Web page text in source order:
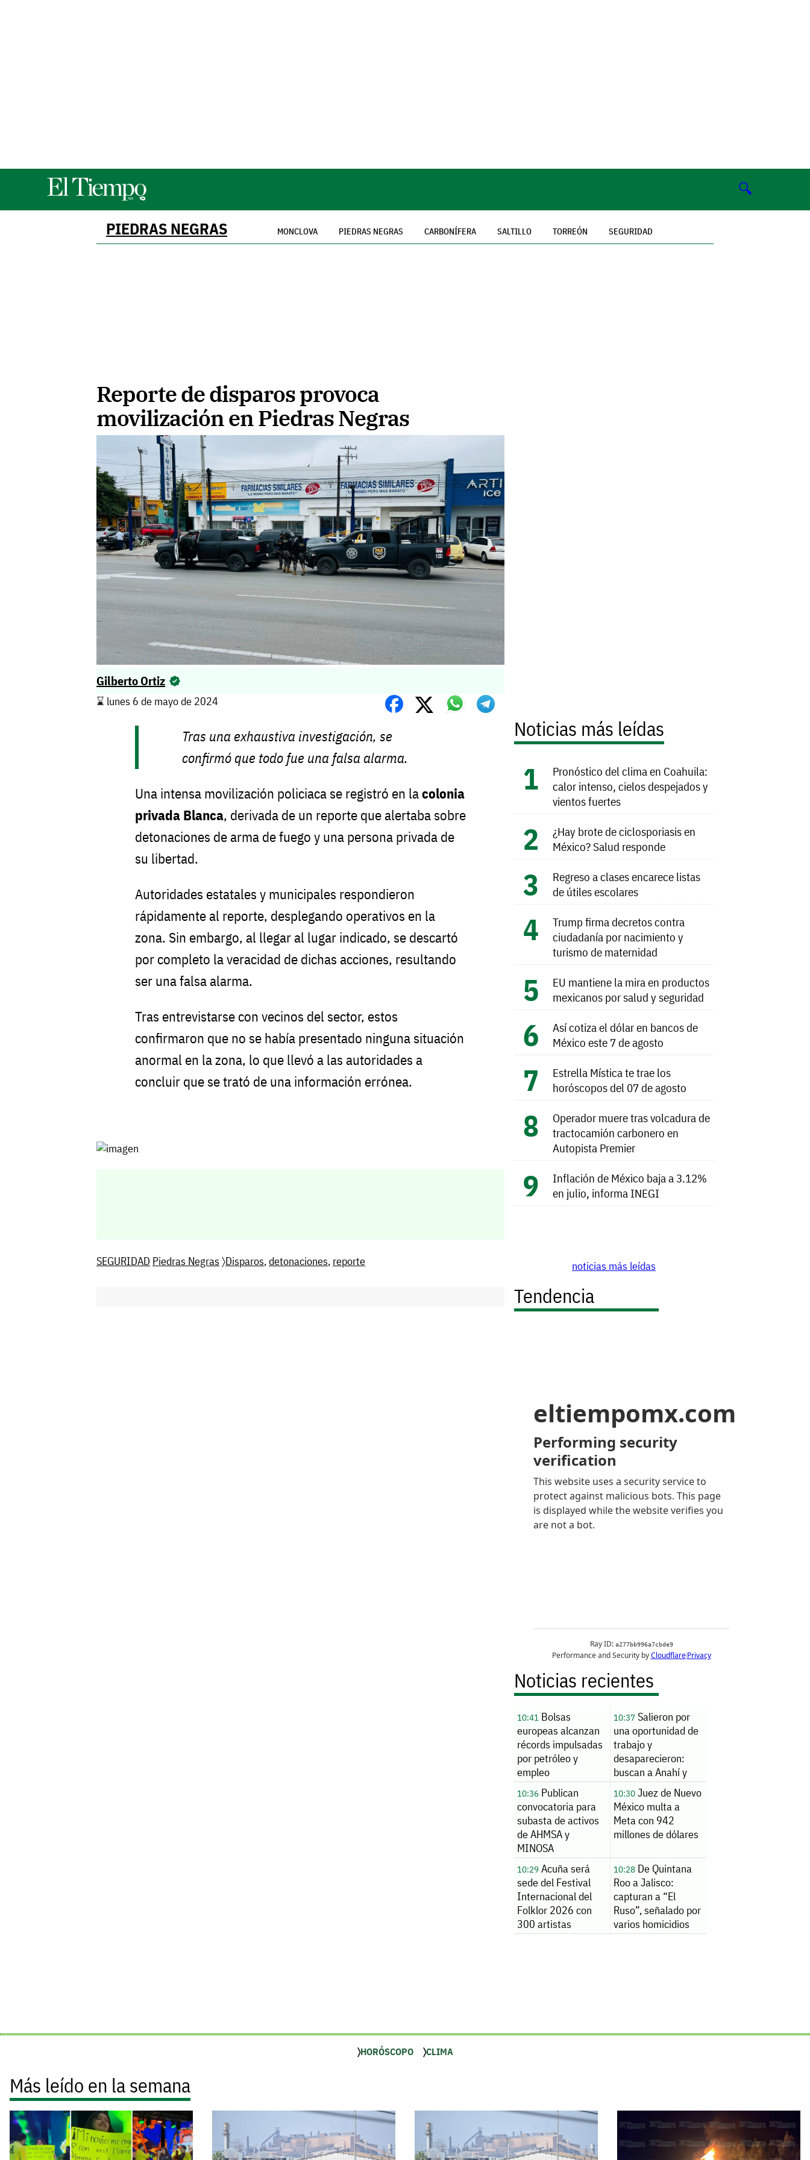
🔍
PIEDRAS NEGRAS MONCLOVA PIEDRAS NEGRAS CARBONÍFERA SALTILLO TORREÓN SEGURIDAD
Reporte de disparos provoca
movilización en Piedras Negras
Gilberto Ortiz
⌛️ lunes 6 de mayo de 2024
Tras una exhaustiva investigación, se
confirmó que todo fue una falsa alarma.
Una intensa movilización policiaca se registró en lacolonia
privada Blanca, derivada de un reporte que alertaba sobre
detonaciones de arma de fuego y una persona privada de
su libertad.
Autoridades estatales y municipales respondieron
rápidamente al reporte, desplegando operativos en la
zona. Sin embargo, al llegar al lugar indicado, se descartó
por completo la veracidad de dichas acciones, resultando
ser una falsa alarma.
Tras entrevistarse con vecinos del sector, estos
confirmaron que no se había presentado ninguna situación
anormal en la zona, lo que llevó a las autoridades a
concluir que se trató de una información errónea.
SEGURIDAD Piedras Negras 〉Disparos,detonaciones, reporte
Noticias más leídas
Pronóstico del clima en Coahuila:
calor intenso, cielos despejados y
vientos fuertes
¿Hay brote de ciclosporiasis en
México? Salud responde
Regreso a clases encarece listas
de útiles escolares
Trump firma decretos contra
ciudadanía por nacimiento y
turismo de maternidad
EU mantiene la mira en productos
mexicanos por salud y seguridad
Así cotiza el dólar en bancos de
México este 7 de agosto
Estrella Mística te trae los
horóscopos del 07 de agosto
Operador muere tras volcadura de
tractocamión carbonero en
Autopista Premier
Inflación de México baja a 3.12%
en julio, informa INEGI
noticias más leídas
Tendencia
Noticias recientes
10:41 Bolsas
europeas alcanzan
récords impulsadas
por petróleo y
empleo
10:37Salieron por
una oportunidad de
trabajo y
desaparecieron:
buscan a Anahí y
Violeta
10:36 Publican
convocatoria para
subasta de activos
de AHMSA y
MINOSA
10:30Juez de Nuevo
México multa a
Meta con 942
millones de dólares
10:29 Acuña será
sede del Festival
Internacional del
Folklor 2026 con
300 artistas
10:28De Quintana
Roo a Jalisco:
capturan a “El
Ruso”, señalado por
varios homicidios
HORÓSCOPO CLIMA
Más leído en la semana